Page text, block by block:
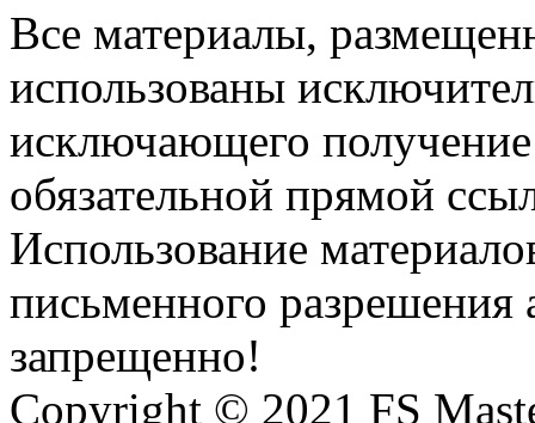
Все материалы,
использованы
исключающего
обязательной прямой
Использование
письменного разрешения
запрещенно!
Copyright © 2021 FS